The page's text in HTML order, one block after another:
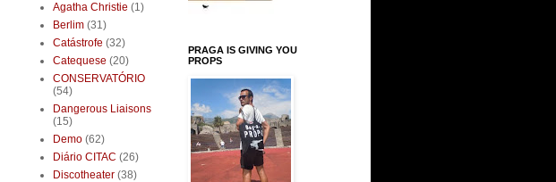
Agatha Christie (1)
Berlim (31)
Catástrofe (32)
Catequese (20)
CONSERVATÓRIO
(54)
Dangerous Liaisons
(15)
Demo (62)
Diário CITAC (26)
Discotheater (38)
PRAGA IS GIVING YOU
PROPS